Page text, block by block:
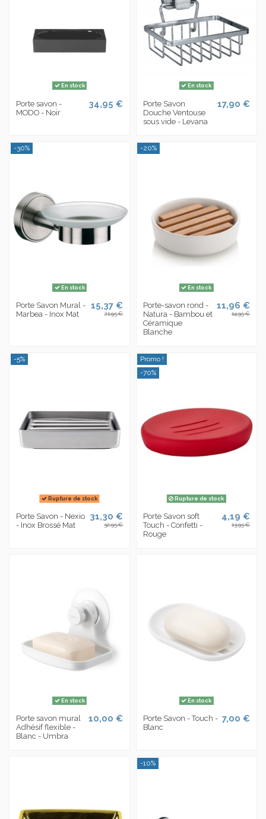
En stock
Porte savon -
MODO - Noir
34,95 €
En stock
Porte Savon
Douche Ventouse
sous vide - Levana
17,90 €
-30%
En stock
Porte Savon Mural -
Marbea - Inox Mat
15,37 €
21,95 €
-20%
En stock
Porte-savon rond -
Natura - Bambou et
Céramique
Blanche
11,96 €
14,95 €
-5%
Rupture de stock
Porte Savon - Nexio
- Inox Brossé Mat
31,30 €
32,95 €
Promo !
-70%
Rupture de stock
Porte Savon soft
Touch - Confetti -
Rouge
4,19 €
13,95 €
En stock
Porte savon mural
Adhésif flexible -
Blanc - Umbra
10,00 €
En stock
Porte Savon - Touch -
Blanc
7,00 €
-10%